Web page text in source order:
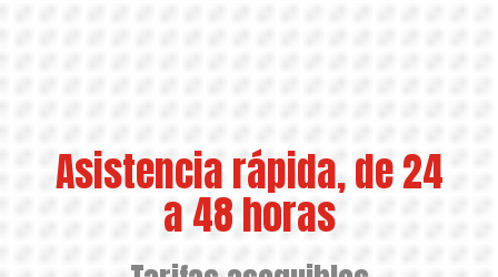
Reparación
Asistencia rápida, de 24
a 48 horas